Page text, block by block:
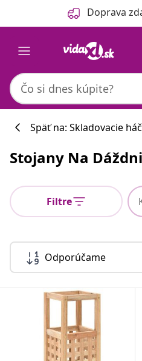
Predchádzajúce Doprava
Späť na: Skladovacie
Stojany Na
Filtre
Odporúčame